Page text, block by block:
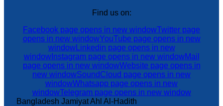
Find us on:
Facebook page opens in new windowTwitter page
opens in new windowYouTube page opens in new
windowLinkedin page opens in new
windowInstagram page opens in new windowMail
page opens in new windowWebsite page opens in
new windowSoundCloud page opens in new
windowWhatsapp page opens in new
windowTelegram page opens in new window
Bangladesh Jamiyat Ahl Al-Hadith